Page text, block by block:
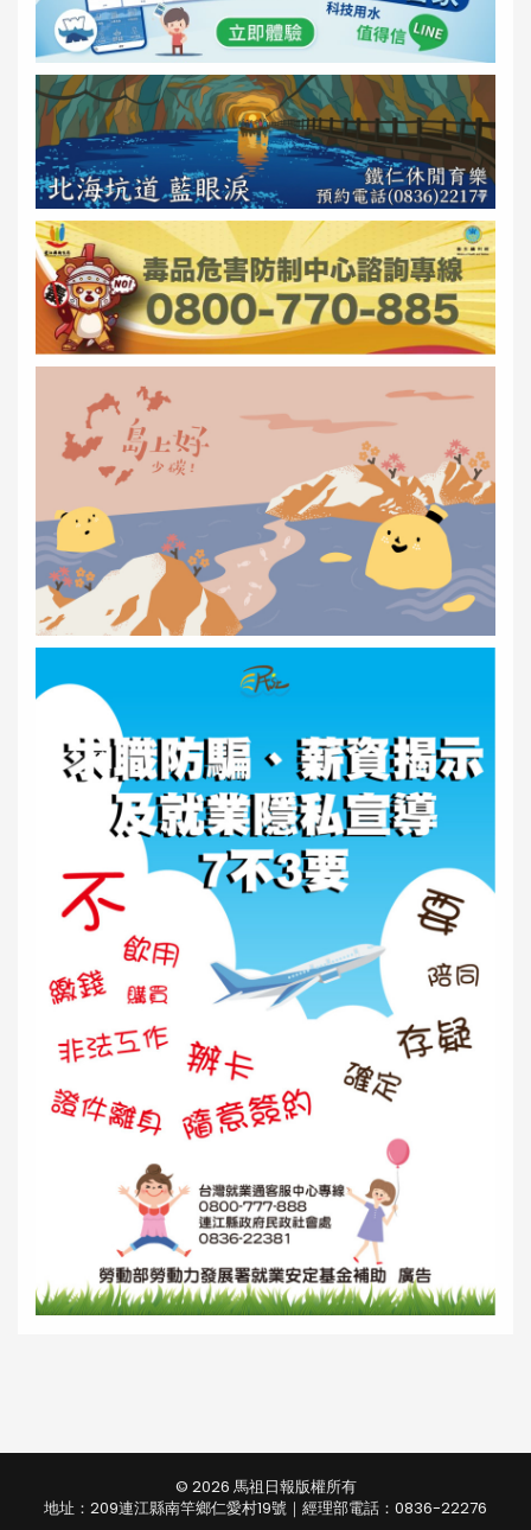
© 2026 馬祖日報版權所有
地址：209連江縣南竿鄉仁愛村19號｜經理部電話：0836-22276